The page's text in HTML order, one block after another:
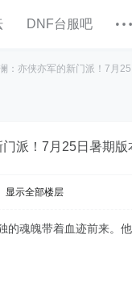
DNF台服吧
：亦侠亦军的新门派！7月
派！7月25日暑期版
显示全部楼层
的魂魄带着血迹前来。